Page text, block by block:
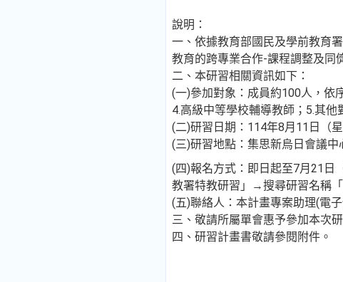
說明：
一、依據教育部國民及學前教育
教育的跨專業合作-課程調整及同
二、本研習相關資訊如下：
(一)參加對象：成員約100人，依
4.高級中等學校輔導教師；5.其他
(二)研習日期：114年8月11日（
(三)研習地點：集思新烏日會議中
(四)報名方式：即日起至7月21
教署特教研習」→搜尋研習名稱
(五)聯絡人：本計畫專案助理(電
三、敬請所屬單會惠予參加本次
四、研習計畫書敬請參閱附件。